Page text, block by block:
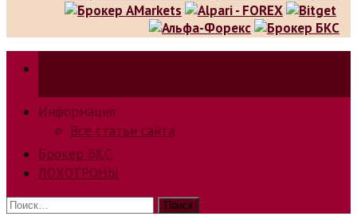
Информация
Все статьи сайта
Брокер БКС
ЛОХОТРОНЫ
Найти: